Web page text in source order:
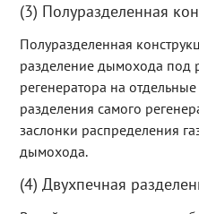
(3) Полуразделенная
Полуразделенная
разделение дымохода под
регенератора на
разделения самого
заслонки распределения
дымохода.
(4) Двухпечная